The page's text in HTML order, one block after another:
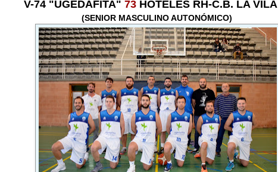
V-74 "UGEDAFITA" 73 HOTELES RH-C.B. LA VILA
(SENIOR MASCULINO AUTONÓMICO)